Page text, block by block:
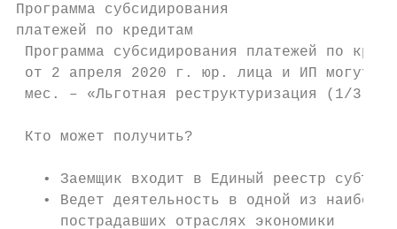
Программа субсидирования
платежей по кредитам
Программа субсидирования платежей по
от 2 апреля 2020 г. юр. лица и ИП могут на
мес. – «Льготная реструктуризация (1/3,
Кто может получить?
• Заемщик входит в Единый реестр
• Ведет деятельность в одной из
пострадавших отраслях экономики